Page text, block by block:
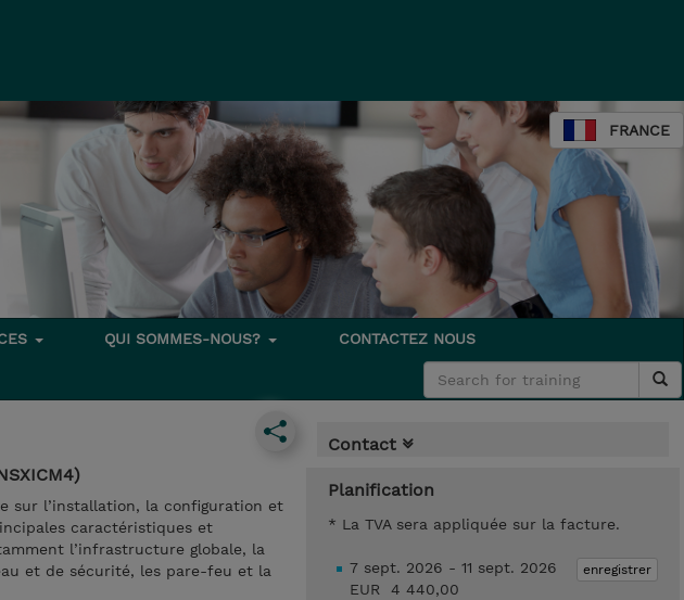
FRANCE
QUI SOMMES-NOUS? CONTACTEZ NOUS
sur l’installation, la configuration et
caractéristiques et
l’infrastructure globale, la
et de sécurité, les pare-feu et la
Contact
Planification
* La TVA sera appliquée sur la facture.
enregistrer
7 sept. 2026 - 11 sept. 2026
EUR 4 440,00